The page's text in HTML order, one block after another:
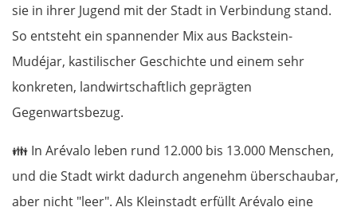
sie in ihrer Jugend mit der Stadt in Verbindung stand.
So entsteht ein spannender Mix aus Backstein-
Mudéjar, kastilischer Geschichte und einem sehr
konkreten, landwirtschaftlich geprägten
Gegenwartsbezug.
👪 In Arévalo leben rund 12.000 bis 13.000 Menschen,
und die Stadt wirkt dadurch angenehm überschaubar,
aber nicht "leer". Als Kleinstadt erfüllt Arévalo eine